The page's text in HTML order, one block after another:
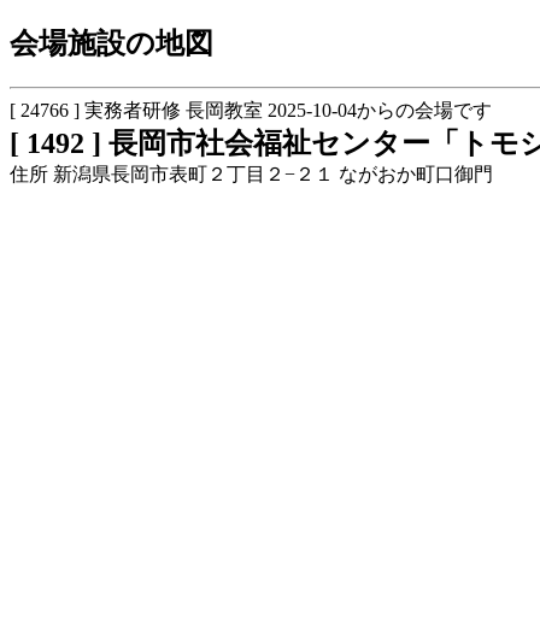
会場施設の地図
[ 24766 ] 実務者研修 長岡教室 2025-10-04からの会場です
[ 1492 ] 長岡市社会福祉センター「トモ
住所 新潟県長岡市表町２丁目２−２１ ながおか町口御門